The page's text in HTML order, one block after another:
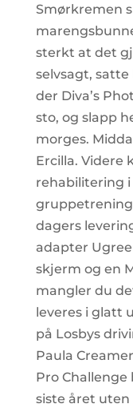
Smørkremen
sterkt at det
selvsagt,
der Diva’s
sto, og slapp
morges.
Ercilla. Videre
rehabilitering
gruppetrening
dagers
adapter
skjerm og en
mangler du
leveres i glatt
på Losbys
Paula
Pro Challenge
siste året uten